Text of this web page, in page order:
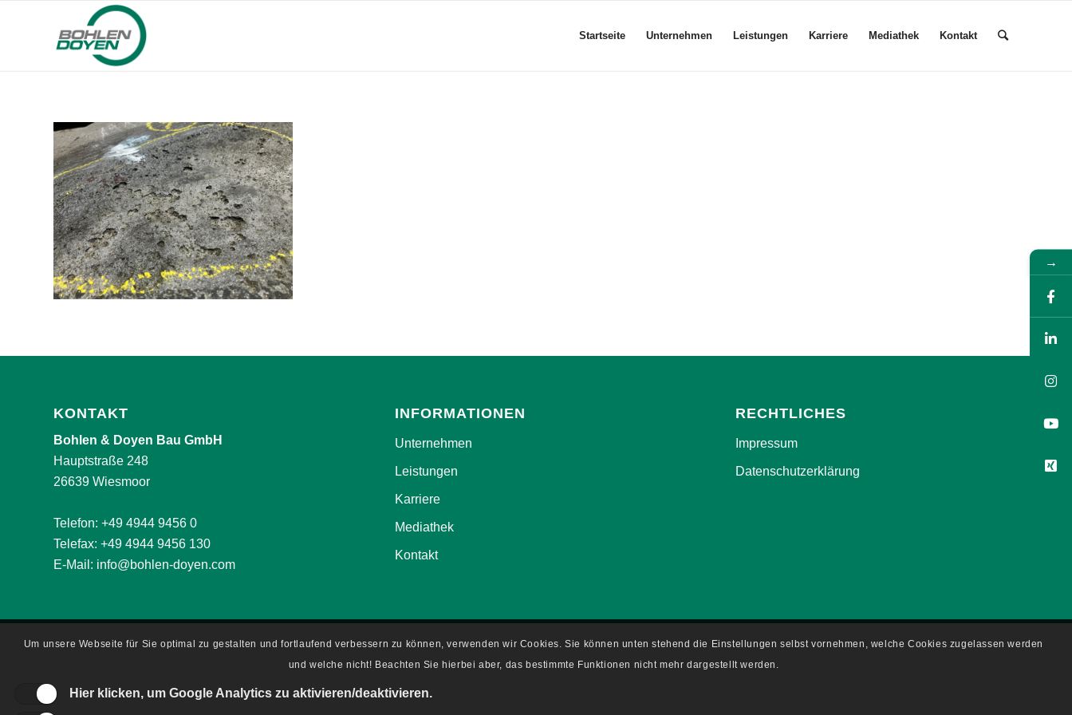
Startseite Unternehmen Leistungen Karriere Mediathek Kontakt
KONTAKT
Bohlen & Doyen Bau GmbH
Hauptstraße 248
26639 Wiesmoor
Telefon: +49 4944 9456 0
Telefax: +49 4944 9456 130
E-Mail: info@bohlen-doyen.com
INFORMATIONEN
Unternehmen
Leistungen
Karriere
Mediathek
Kontakt
RECHTLICHES
Impressum
Datenschutzerklärung
Um unsere Webseite für Sie optimal zu gestalten und fortlaufend verbessern zu können, verwenden wir Cookies. Sie können unten stehend die Einstellungen selbst vornehmen, welche Cookies zugelassen werden
und welche nicht! Beachten Sie hierbei aber, das bestimmte Funktionen nicht mehr dargestellt werden.
Hier klicken, um Google Analytics zu aktivieren/deaktivieren.
→